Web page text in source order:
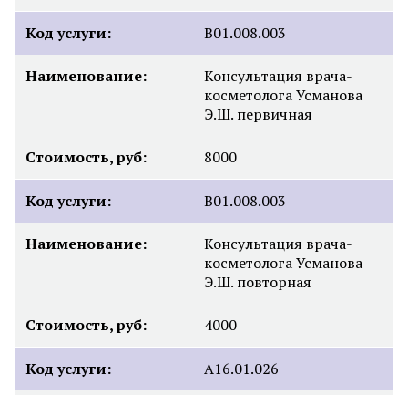
Код услуги: B01.008.003
Наименование:
Консультация врача-
косметолога Усманова
Э.Ш. первичная
Стоимость, руб: 8000
Код услуги: B01.008.003
Наименование:
Консультация врача-
косметолога Усманова
Э.Ш. повторная
Стоимость, руб: 4000
Код услуги: A16.01.026